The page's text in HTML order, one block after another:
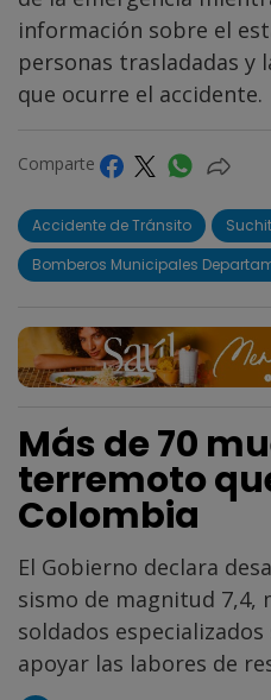
información sobre el
personas trasladadas y
que ocurre el accidente.
Comparte
Accidente de Tránsito
Bomberos Municipales
Más de 70
terremoto
Colombia
El Gobierno declara
sismo de magnitud 7,4,
soldados
apoyar las labores de